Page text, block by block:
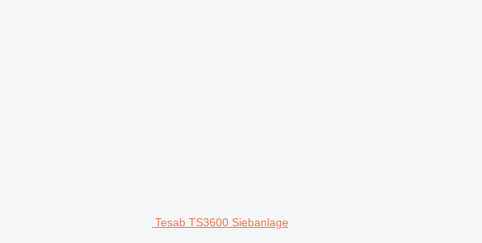
Tesab TS3600 Siebanlage